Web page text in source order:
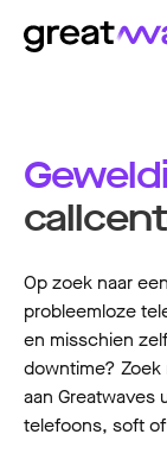
Op zoek naar
probleemloze
en misschien
downtime?
aan Greatwaves
telefoons, soft